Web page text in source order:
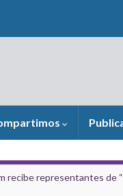
recibe representantes de